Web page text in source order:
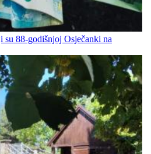
88-godišnjoj Osječanki na